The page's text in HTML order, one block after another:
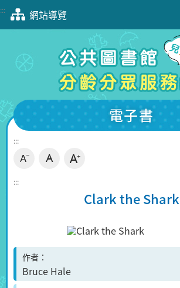
跳
塊
::: 網站導覽
電子書
:::
:::
Clark the Shark
作者
Bruce Hale